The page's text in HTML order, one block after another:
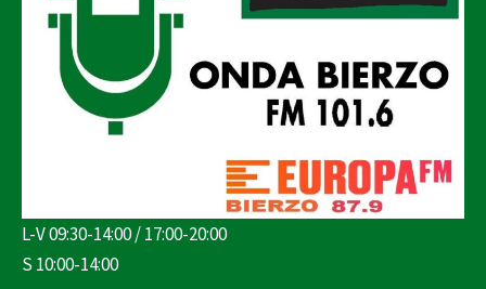
L-V 09:30-14:00 / 17:00-20:00
S 10:00-14:00